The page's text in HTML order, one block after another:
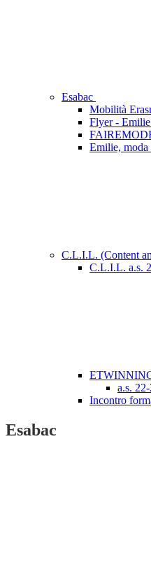
Esabac
Mobilità
Flyer - Emilie
Emilie, moda
C.L.I.L. (Content
C.L.I.L. a.s.
a.s.
Incontro
Esabac